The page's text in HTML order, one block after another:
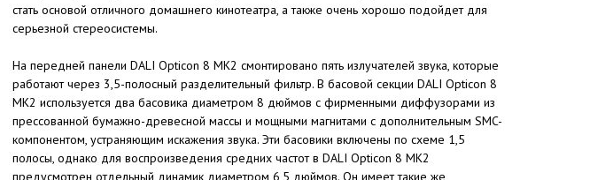
стать основой отличного домашнего кинотеатра, а также очень хорошо подойдет для
серьезной стереосистемы.
На передней панели DALI Opticon 8 MK2 смонтировано пять излучателей звука, которые
работают через 3,5-полосный разделительный фильтр. В басовой секции DALI Opticon 8
MK2 используется два басовика диаметром 8 дюймов с фирменными диффузорами из
прессованной бумажно-древесной массы и мощными магнитами с дополнительным SMC-
компонентом, устраняющим искажения звука. Эти басовики включены по схеме 1,5
полосы, однако для воспроизведения средних частот в DALI Opticon 8 MK2
предусмотрен отдельный динамик диаметром 6,5 дюймов. Он имеет такие же